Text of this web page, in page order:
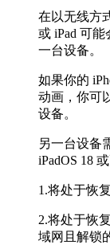
在以无线方
或 iPad 可
一台设备。
如果你的
动画，你可
设备。
另一台设备
iPadOS 18
1.将处于恢
2.将处于恢
域网且解锁